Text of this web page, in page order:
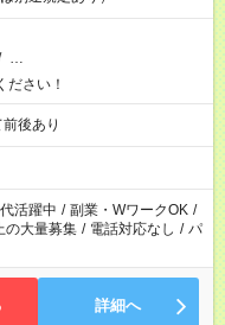
…
ださい！
後あり
活躍中 / 副業・WワークOK /
の大量募集 / 電話対応なし / パ
詳細へ